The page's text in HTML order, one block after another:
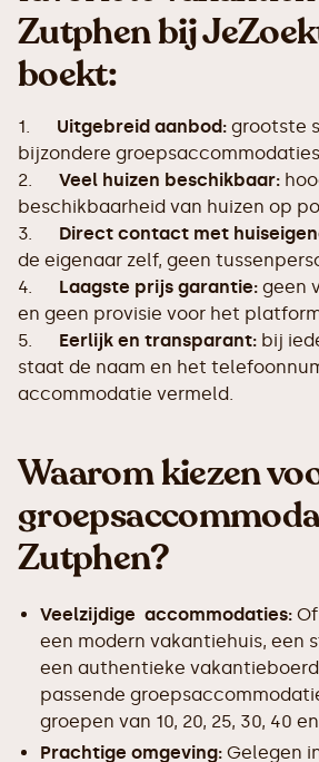
Zutphen bij
boekt:
1. Uitgebreid aanbod: grootste
bijzondere
2. Veel huizen beschikbaar:
beschikbaarheid van huizen op
3. Direct contact met
de eigenaar zelf, geen
4. Laagste prijs garantie: geen
en geen provisie voor het
5. Eerlijk en transparant: bij
staat de naam en het
accommodatie vermeld.
Waarom kiezen
Zutphen?
Veelzijdige accommodaties:
een modern vakantiehuis, een
een authentieke
passende
groepen van 10, 20, 25, 30, 40
Prachtige omgeving: Gelegen